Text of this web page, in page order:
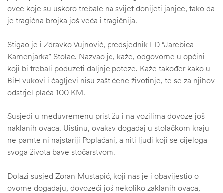
ovce koje su uskoro trebale na svijet donijeti janjce, tako da
je tragična brojka još veća i tragičnija.
Stigao je i Zdravko Vujnović, predsjednik LD “Jarebica
Kamenjarka” Stolac. Nazvao je, kaže, odgovorne u općini
koji bi trebali poduzeti daljnje poteze. Kaže također kako u
BiH vukovi i čagljevi nisu zaštićene životinje, te se za njihov
odstrjel plaća 100 KM.
Susjedi u međuvremenu pristižu i na vozilima dovoze još
naklanih ovaca. Uistinu, ovakav događaj u stolačkom kraju
ne pamte ni najstariji Poplaćani, a niti ljudi koji se cijeloga
svoga života bave stočarstvom.
Dolazi susjed Zoran Mustapić, koji nas je i obavijestio o
ovome događaju, dovozeći još nekoliko zaklanih ovaca,